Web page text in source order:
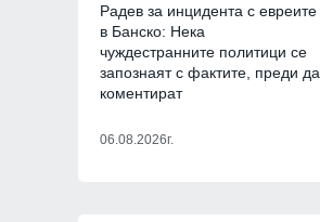
Радев за инцидента с евреите
в Банско: Нека
чуждестранните политици се
запознаят с фактите, преди да
коментират
06.08.2026г.
7